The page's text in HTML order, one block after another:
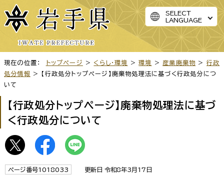
SELECT
LANGUAGE
現在の位置： トップページ > くらし・環境 >環境 > 産業廃棄物 > 行政
処分情報 > 【行政処分トップページ】廃棄物処理法に基づく行政処分につ
いて
【行政処分トップページ】廃棄物処理法に基づ
く行政処分について
ページ番号1018033 更新日 令和8年3月17日